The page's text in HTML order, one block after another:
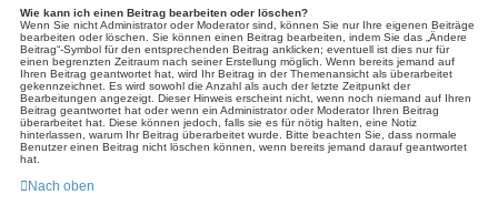
Wie kann ich einen Beitrag bearbeiten oder löschen?
Wenn Sie nicht Administrator oder Moderator sind, können Sie nur Ihre eigenen Beiträge
bearbeiten oder löschen. Sie können einen Beitrag bearbeiten, indem Sie das „Ändere
Beitrag“-Symbol für den entsprechenden Beitrag anklicken; eventuell ist dies nur für
einen begrenzten Zeitraum nach seiner Erstellung möglich. Wenn bereits jemand auf
Ihren Beitrag geantwortet hat, wird Ihr Beitrag in der Themenansicht als überarbeitet
gekennzeichnet. Es wird sowohl die Anzahl als auch der letzte Zeitpunkt der
Bearbeitungen angezeigt. Dieser Hinweis erscheint nicht, wenn noch niemand auf Ihren
Beitrag geantwortet hat oder wenn ein Administrator oder Moderator Ihren Beitrag
überarbeitet hat. Diese können jedoch, falls sie es für nötig halten, eine Notiz
hinterlassen, warum Ihr Beitrag überarbeitet wurde. Bitte beachten Sie, dass normale
Benutzer einen Beitrag nicht löschen können, wenn bereits jemand darauf geantwortet
hat.
Nach oben